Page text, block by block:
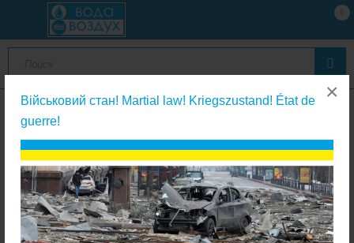
Військовий стан! Martial law! Kriegszustand! État de
guerre!
×
0
Фильтры кувшинного типа
Аквафор Премиум Белый кувшин